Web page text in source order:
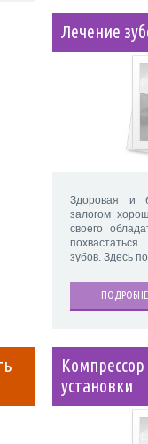
Лечение
Здоровая и
залогом
своего
зубов. Здесь
установки